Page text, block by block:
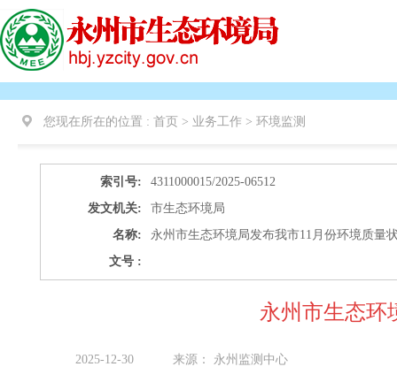
您现在所在的位置 : 首页 > 业务工作 > 环境监测
索引号:
4311000015/2025-06512
发文机关:
市生态环境局
名称:
永州市生态环境局发布我市11月份环境质量
文号 :
永州市生态环
2025-12-30 来源： 永州监测中心